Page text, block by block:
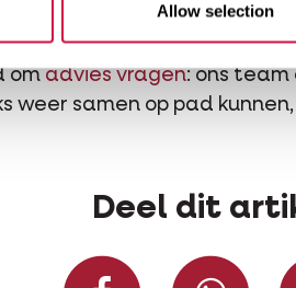
Allow selection
voor je!
om advies vragen: ons
samen op pad kunnen,
Deel dit
Deel op